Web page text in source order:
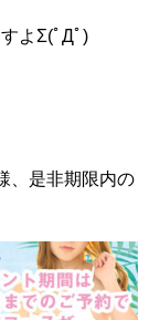
よΣ(ﾟДﾟ)
、是非期限内の